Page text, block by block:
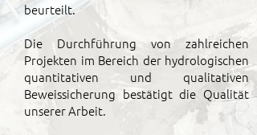
beurteilt.
Die Durchführung von zahlreichen
Projekten im Bereich der hydrologischen
quantitativen und qualitativen
Beweissicherung bestätigt die Qualität
unserer Arbeit.